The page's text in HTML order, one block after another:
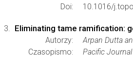
Doi:
10.1016/
Eliminating tame ramification:
Autorzy:
Arpan Dutta
Czasopismo:
Pacific